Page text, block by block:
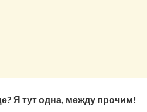
Я тут одна, между прочим!